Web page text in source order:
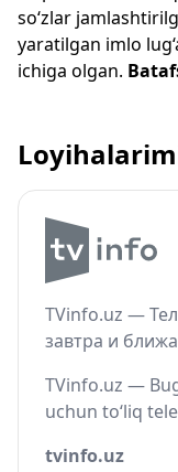
so‘zlar
yaratilgan imlo
ichiga olgan.
TVinfo.uz —
завтра и
TVinfo.uz —
uchun to‘liq
tvinfo.uz